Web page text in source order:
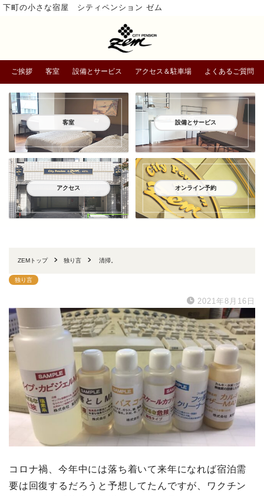
下町の小さな宿屋 シティペンション ゼム
ご挨拶 客室 設備とサービス アクセス＆駐車場 よくあるご質問
客室 設備とサービス
アクセス オンライン予約
ZEMトップ 独り言 清掃。
独り言
2021年8月16日
コロナ禍、今年中には落ち着いて来年になれば宿泊需
要は回復するだろうと予想してたんですが、ワクチン